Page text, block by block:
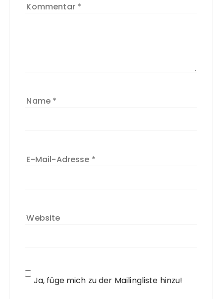
Kommentar *
Name *
E-Mail-Adresse *
Website
Ja, füge mich zu der Mailingliste hinzu!
r